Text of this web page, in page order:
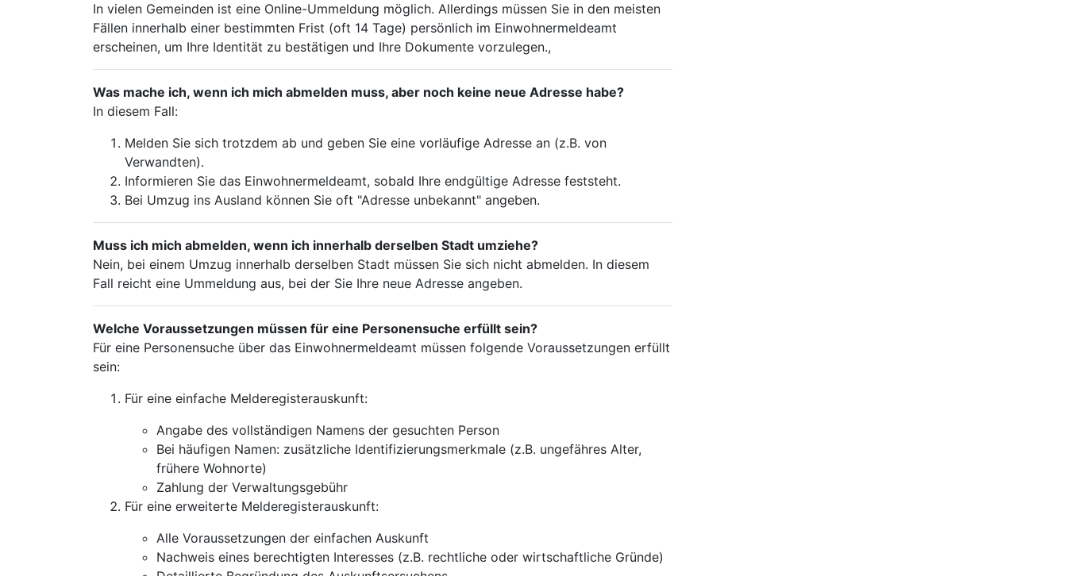
In vielen Gemeinden ist eine Online-Ummeldung möglich. Allerdings müssen Sie in den meisten
Fällen innerhalb einer bestimmten Frist (oft 14 Tage) persönlich im Einwohnermeldeamt
erscheinen, um Ihre Identität zu bestätigen und Ihre Dokumente vorzulegen.,
Was mache ich, wenn ich mich abmelden muss, aber noch keine neue Adresse habe?
In diesem Fall:
Melden Sie sich trotzdem ab und geben Sie eine vorläufige Adresse an (z.B. von
Verwandten).
Informieren Sie das Einwohnermeldeamt, sobald Ihre endgültige Adresse feststeht.
Bei Umzug ins Ausland können Sie oft "Adresse unbekannt" angeben.
Muss ich mich abmelden, wenn ich innerhalb derselben Stadt umziehe?
Nein, bei einem Umzug innerhalb derselben Stadt müssen Sie sich nicht abmelden. In diesem
Fall reicht eine Ummeldung aus, bei der Sie Ihre neue Adresse angeben.
Welche Voraussetzungen müssen für eine Personensuche erfüllt sein?
Für eine Personensuche über das Einwohnermeldeamt müssen folgende Voraussetzungen erfüllt
sein:
Für eine einfache Melderegisterauskunft:
Angabe des vollständigen Namens der gesuchten Person
Bei häufigen Namen: zusätzliche Identifizierungsmerkmale (z.B. ungefähres Alter,
frühere Wohnorte)
Zahlung der Verwaltungsgebühr
Für eine erweiterte Melderegisterauskunft:
Alle Voraussetzungen der einfachen Auskunft
Nachweis eines berechtigten Interesses (z.B. rechtliche oder wirtschaftliche Gründe)